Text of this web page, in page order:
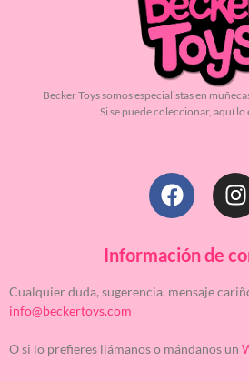
Becker Toys somos especialistas en
Si se puede coleccionar, aquí lo
Información de
Cualquier duda, sugerencia, mensaje
info@beckertoys.com
O si lo prefieres llámanos o mándanos un